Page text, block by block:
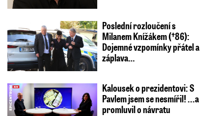
Poslední rozloučení s
Milanem Knížákem (†86):
Dojemné vzpomínky přátel a
záplava…
Kalousek o prezidentovi: S
Pavlem jsem se nesmířil! ...a
promluvil o návratu